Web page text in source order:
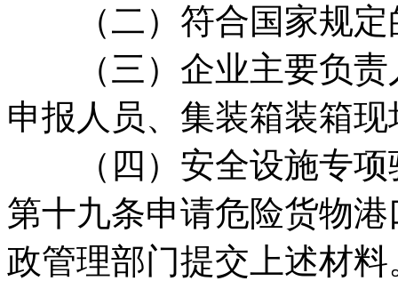
（二）符合国家规定
（三）企业主要负责
申报人员、集装箱装箱
（四）安全设施专项
第十九条申请危险货物
政管理部门提交上述材